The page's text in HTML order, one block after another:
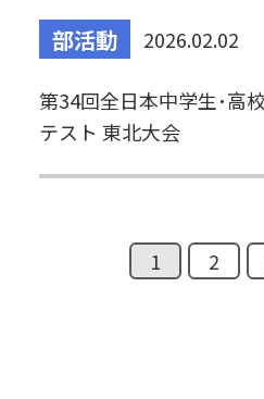
部活動 2026.02.02
第34回全日本中学生･高
テスト 東北大会
1 2